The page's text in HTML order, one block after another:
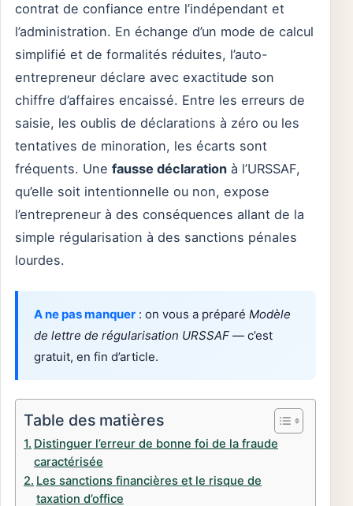
contrat de confiance entre l’indépendant et
l’administration. En échange d’un mode de calcul
simplifié et de formalités réduites, l’auto-
entrepreneur déclare avec exactitude son
chiffre d’affaires encaissé. Entre les erreurs de
saisie, les oublis de déclarations à zéro ou les
tentatives de minoration, les écarts sont
fréquents. Une fausse déclaration à l’URSSAF,
qu’elle soit intentionnelle ou non, expose
l’entrepreneur à des conséquences allant de la
simple régularisation à des sanctions pénales
lourdes.
A ne pas manquer : on vous a préparé Modèle
de lettre de régularisation URSSAF — c’est
gratuit, en fin d’article.
Table des matières
Distinguer l’erreur de bonne foi de la fraude
caractérisée
Les sanctions financières et le risque de
taxation d’office